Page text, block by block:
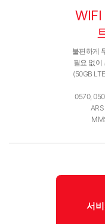
불편하게
필요 없이
(50GB
0570,
서